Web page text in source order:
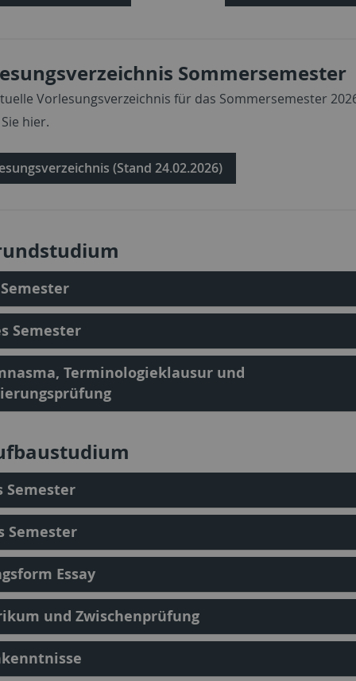
Sommersemester
Vorlesungsverzeichnis für das Sommersemester
hier.
(Stand 24.02.2026)
Semester
Terminologieklausur und
Semester
Semester
Essay
und Zwischenprüfung